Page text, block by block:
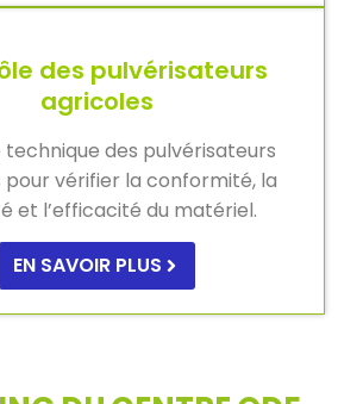
des pulvérisateurs
agricoles
des pulvérisateurs
pour vérifier la conformité, la
et l’efficacité du matériel.
EN SAVOIR PLUS